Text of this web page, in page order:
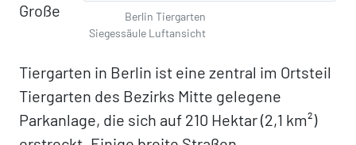
Berlin Tiergarten
Siegessäule Luftansicht
Große
Tiergarten in Berlin ist eine zentral im Ortsteil
Tiergarten des Bezirks Mitte gelegene
Parkanlage, die sich auf 210 Hektar (2,1 km²)